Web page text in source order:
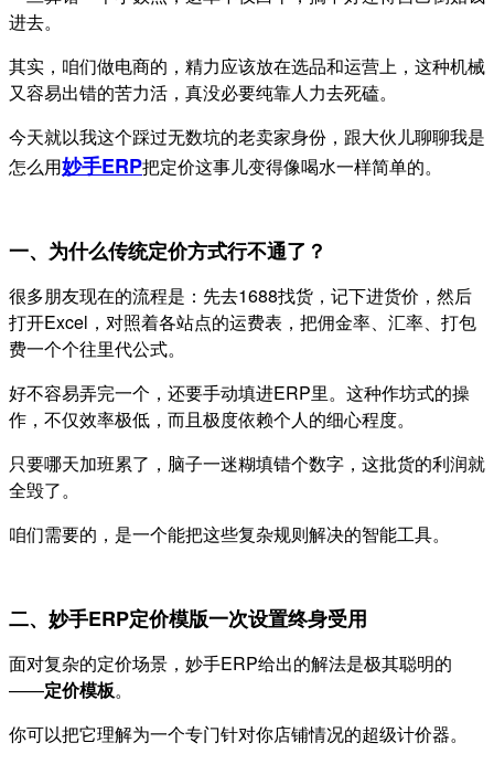
进去。
其实，咱们做电商的，精力应该放在选品和运营上，这种机械
又容易出错的苦力活，真没必要纯靠人力去死磕。
今天就以我这个踩过无数坑的老卖家身份，跟大伙儿聊聊我是
怎么用妙手ERP把定价这事儿变得像喝水一样简单的。
一、为什么传统定价方式行不通了？
很多朋友现在的流程是：先去1688找货，记下进货价，然后
打开Excel，对照着各站点的运费表，把佣金率、汇率、打包
费一个个往里代公式。
好不容易弄完一个，还要手动填进ERP里。这种作坊式的操
作，不仅效率极低，而且极度依赖个人的细心程度。
只要哪天加班累了，脑子一迷糊填错个数字，这批货的利润就
全毁了。
咱们需要的，是一个能把这些复杂规则解决的智能工具。
二、妙手ERP定价模版一次设置终身受用
面对复杂的定价场景，妙手ERP给出的解法是极其聪明的
——定价模板。
你可以把它理解为一个专门针对你店铺情况的超级计价器。